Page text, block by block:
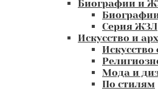
Биографии и
Серия ЖЗЛ
Искусство и
Искусство
Мода и
По стилям